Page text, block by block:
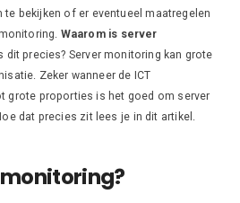
bekijken of er eventueel maatregelen
Waarom is server
dit precies? Server monitoring kan grote
Zeker wanneer de ICT
grote proporties is het goed om server
dat precies zit lees je in dit artikel.